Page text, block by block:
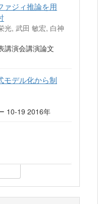
ァジィ推論を用
光, 武田 敏宏, 白神
講演会講演論文
モデル化から制
10-19 2016年